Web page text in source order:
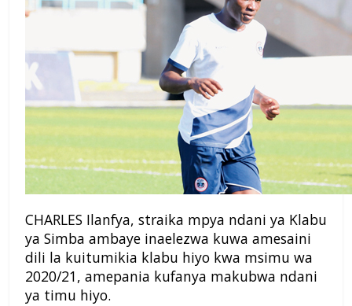
CHARLES Ilanfya, straika mpya ndani ya Klabu
ya Simba ambaye inaelezwa kuwa amesaini
dili la kuitumikia klabu hiyo kwa msimu wa
2020/21, amepania kufanya makubwa ndani
ya timu hiyo.